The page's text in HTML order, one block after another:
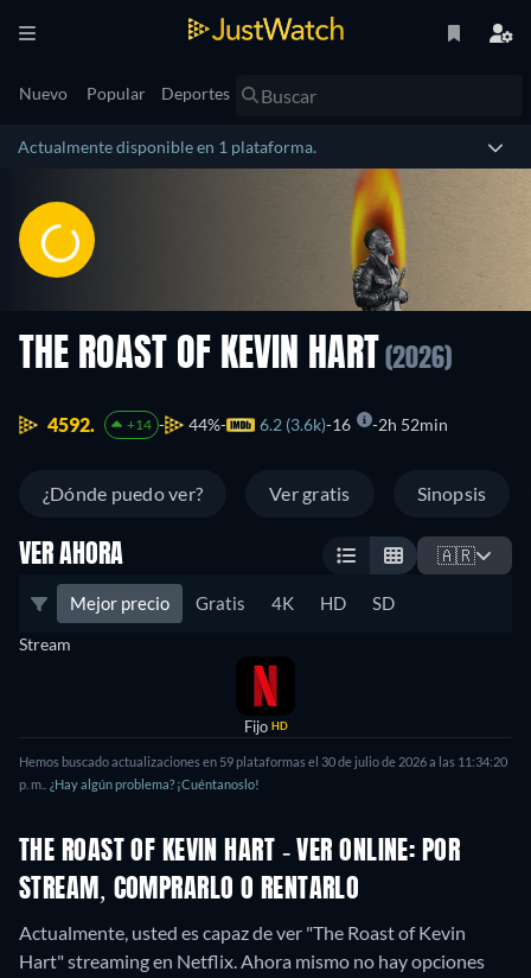
Nuevo Popular Deportes
Actualmente disponible en 1 plataforma.
THE ROAST OF KEVIN HART (2026)
4592. +14 44% 6.2 (3.6k) 16 2h 52min
¿Dónde puedo ver? Ver gratis Sinopsis
VER AHORA 🇦🇷
Mejor precio Gratis 4K HD SD
Stream
Fijo HD
Hemos buscado actualizaciones en 59plataformas el 30 de julio de 2026a las 11:34:20
p. m.
¿Hay algún problema? ¡Cuéntanoslo!
THE ROAST OF KEVIN HART - VER ONLINE: POR
STREAM, COMPRARLO O RENTARLO
Actualmente, usted es capaz de ver "The Roast of Kevin
Hart" streaming en Netflix.Ahora mismo no hay opciones